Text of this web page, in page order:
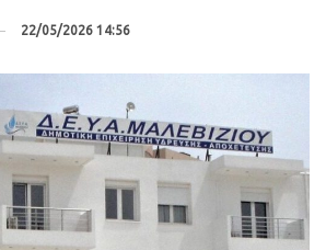
22/05/2026 14:56